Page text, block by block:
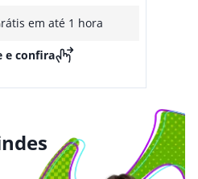
em até 1 hora
e confira